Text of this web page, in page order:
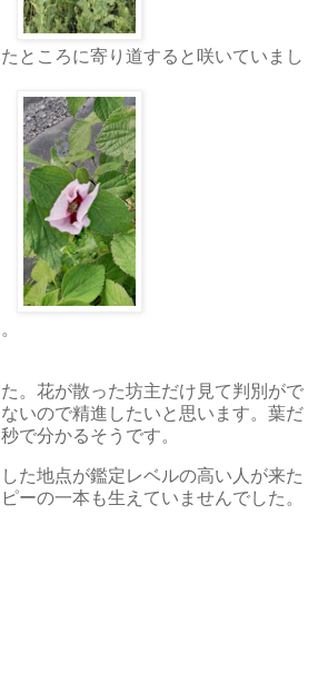
ところに寄り道すると咲いていまし
。花が散った坊主だけ見て判別がで
いので精進したいと思います。葉だ
で分かるそうです。
た地点が鑑定レベルの高い人が来た
ーの一本も生えていませんでした。